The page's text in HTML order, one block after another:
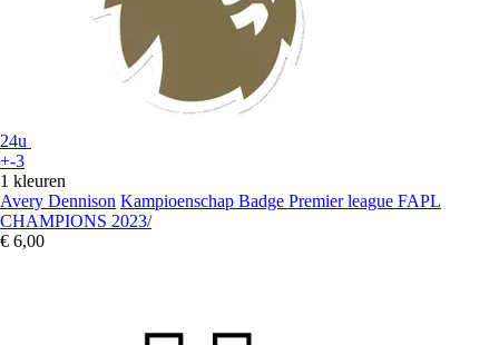
24u
+-3
1 kleuren
Avery Dennison Kampioenschap Badge Premier league FAPL
CHAMPIONS 2023/
€ 6,00